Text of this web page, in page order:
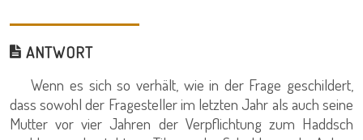
ANTWORT
Wenn es sich so verhält, wie in der Frage geschildert,
dass sowohl der Fragesteller im letzten Jahr als auch seine
Mutter vor vier Jahren der Verpflichtung zum Haddsch